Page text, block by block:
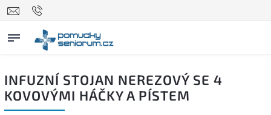
INFUZNÍ STOJAN NEREZOVÝ SE 4
KOVOVÝMI HÁČKY A PÍSTEM